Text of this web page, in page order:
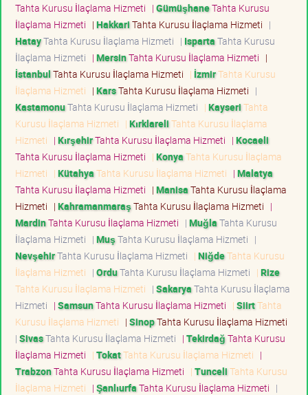
Tahta Kurusu İlaçlama Hizmeti | GümüşhaneTahta Kurusu
İlaçlama Hizmeti | HakkariTahta Kurusu İlaçlama Hizmeti |
HatayTahta Kurusu İlaçlama Hizmeti | IspartaTahta Kurusu
İlaçlama Hizmeti | MersinTahta Kurusu İlaçlama Hizmeti |
İstanbulTahta Kurusu İlaçlama Hizmeti | İzmirTahta Kurusu
İlaçlama Hizmeti | KarsTahta Kurusu İlaçlama Hizmeti |
KastamonuTahta Kurusu İlaçlama Hizmeti | KayseriTahta
Kurusu İlaçlama Hizmeti | KırklareliTahta Kurusu İlaçlama
Hizmeti | KırşehirTahta Kurusu İlaçlama Hizmeti | Kocaeli
Tahta Kurusu İlaçlama Hizmeti | KonyaTahta Kurusu İlaçlama
Hizmeti | KütahyaTahta Kurusu İlaçlama Hizmeti | Malatya
Tahta Kurusu İlaçlama Hizmeti | ManisaTahta Kurusu İlaçlama
Hizmeti | KahramanmaraşTahta Kurusu İlaçlama Hizmeti |
MardinTahta Kurusu İlaçlama Hizmeti | MuğlaTahta Kurusu
İlaçlama Hizmeti | MuşTahta Kurusu İlaçlama Hizmeti |
NevşehirTahta Kurusu İlaçlama Hizmeti | NiğdeTahta Kurusu
İlaçlama Hizmeti | OrduTahta Kurusu İlaçlama Hizmeti | Rize
Tahta Kurusu İlaçlama Hizmeti | SakaryaTahta Kurusu İlaçlama
Hizmeti | SamsunTahta Kurusu İlaçlama Hizmeti | SiirtTahta
Kurusu İlaçlama Hizmeti | SinopTahta Kurusu İlaçlama Hizmeti
| SivasTahta Kurusu İlaçlama Hizmeti | TekirdağTahta Kurusu
İlaçlama Hizmeti | TokatTahta Kurusu İlaçlama Hizmeti |
TrabzonTahta Kurusu İlaçlama Hizmeti | TunceliTahta Kurusu
İlaçlama Hizmeti | ŞanlıurfaTahta Kurusu İlaçlama Hizmeti |